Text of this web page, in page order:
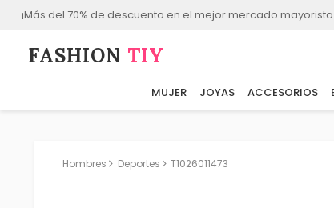
¡Más del 70% de descuento en el mejor mercado
FASHION⁠ TIY
MUJER JOYAS ACCESORIOS
Hombres Deportes T1026011473